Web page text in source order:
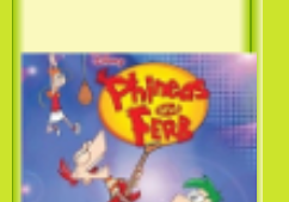
Фархат: Принц Персии /